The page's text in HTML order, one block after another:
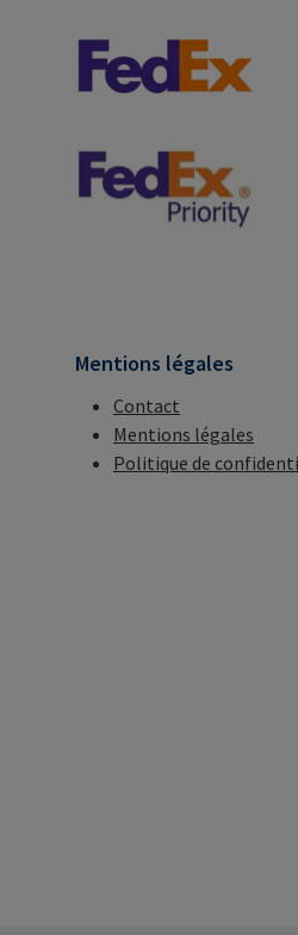
Mentions légales
Contact
Mentions légales
Politique de